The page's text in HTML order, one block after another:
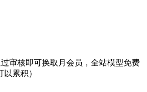
过审核即可换取月会员，全站模型免费
累积）